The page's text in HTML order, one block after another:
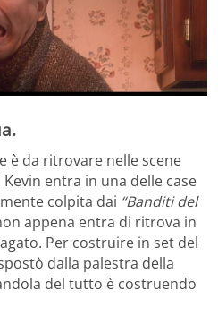
è da ritrovare nelle scene
entra in una delle case
colpita dai “Banditi del
appena entra di ritrova in
Per costruire in set del
dalla palestra della
del tutto è costruendo